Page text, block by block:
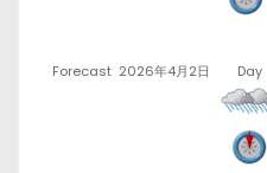
Forecast 2026年4月2日 Day